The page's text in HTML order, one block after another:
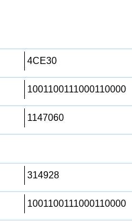
4CE30
1001100111000110000
1147060
314928
1001100111000110000